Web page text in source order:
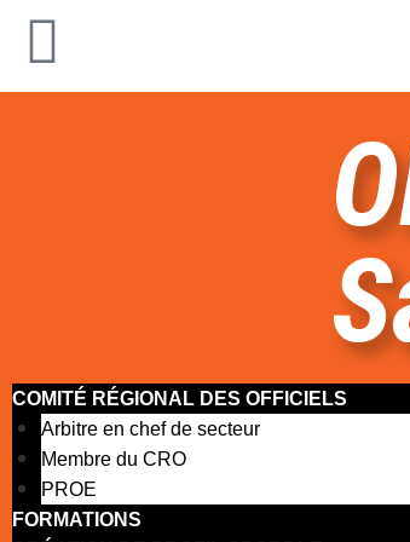
COMITÉ RÉGIONAL DES OFFICIELS
Arbitre en chef de secteur
Membre du CRO
PROE
FORMATIONS